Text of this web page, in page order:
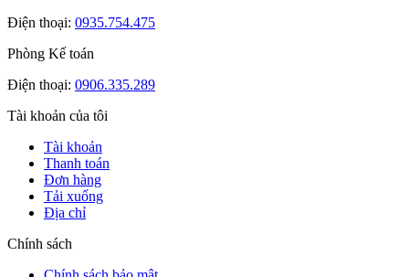
Điện thoại: 0935.754.475
Phòng Kế toán
Điện thoại: 0906.335.289
Tài khoản của tôi
Tài khoản
Thanh toán
Đơn hàng
Tải xuống
Địa chỉ
Chính sách